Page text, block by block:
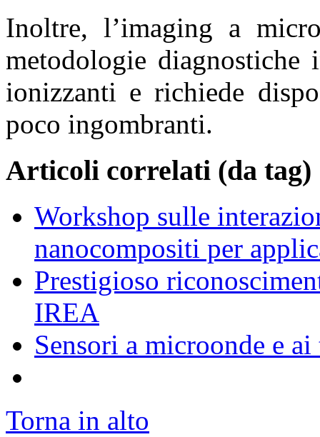
Inoltre, l’imaging a
metodologie
ionizzanti e richiede
poco ingombranti.
Articoli correlati (da tag)
Workshop sulle
nanocompositi per
Prestigioso
IREA
Sensori a microonde e ai
Torna in alto